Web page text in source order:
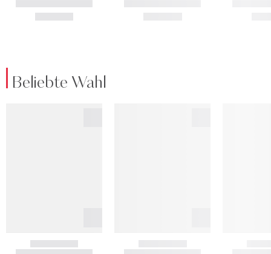
Beliebte Wahl